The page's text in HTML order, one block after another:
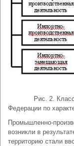
Рис. 2.
Федерации по
Промышленно-
возникли в
территорию стали